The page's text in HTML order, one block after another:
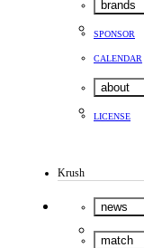
brands
SPONSOR
CALENDAR
about
LICENSE
Krush
news
match